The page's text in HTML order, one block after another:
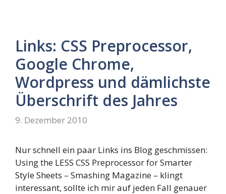
Links: CSS Preprocessor,
Google Chrome,
Wordpress und dämlichste
Überschrift des Jahres
9. Dezember 2010
Nur schnell ein paar Links ins Blog geschmissen:
Using the LESS CSS Preprocessor for Smarter
Style Sheets – Smashing Magazine – klingt
interessant, sollte ich mir auf jeden Fall genauer